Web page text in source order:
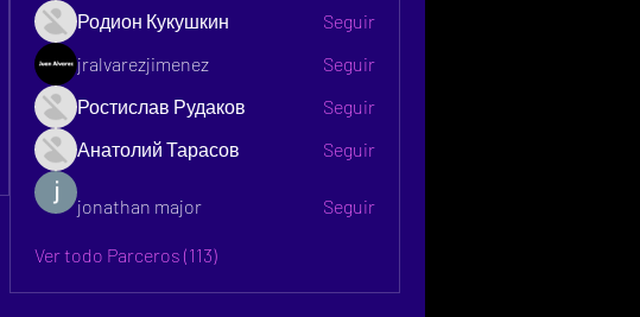
Родион Кукушкин
Seguir
jralvarezjimenez
Seguir
Ростислав Рудаков
Seguir
Анатолий Тарасов
Seguir
jonathan major Seguir
Ver todo Parceros (113)